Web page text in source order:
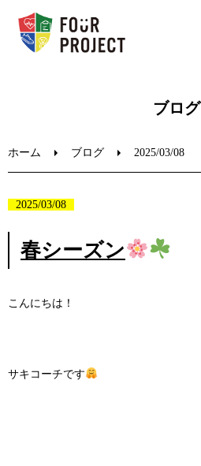
ブログ
ホーム ブログ 2025/03/08
2025/03/08
春シーズン
こんにちは！
サキコーチです